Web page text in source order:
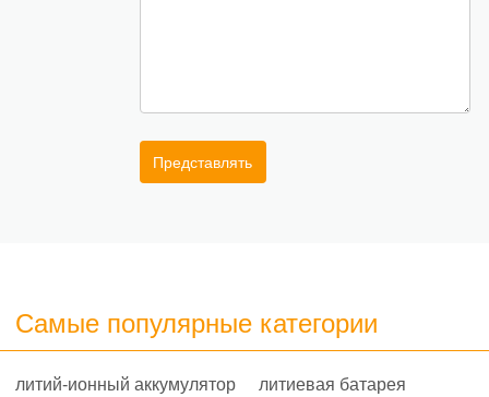
Представлять
Самые популярные категории
литий-ионный аккумулятор
литиевая батарея